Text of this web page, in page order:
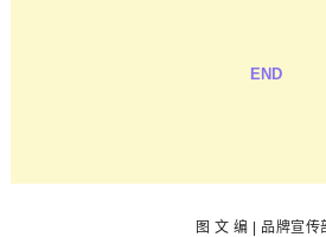
END
图 文 编 | 品牌宣传